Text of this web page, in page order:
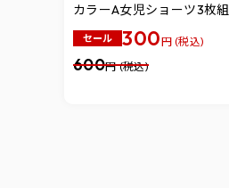
カラーA女児ショーツ3枚組
セール 300円 (税込)
600円 (税込)